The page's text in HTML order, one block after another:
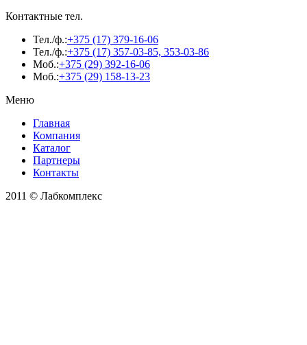
Контактные тел.
Тел./ф.:+375 (17) 379-16-06
Тел./ф.:+375 (17) 357-03-85, 353-03-86
Моб.:+375 (29) 392-16-06
Моб.:+375 (29) 158-13-23
Меню
Главная
Компания
Каталог
Партнеры
Контакты
2011 © Лабкомплекс